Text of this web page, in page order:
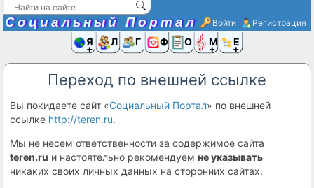
Социальный Портал Войти Регистрация
Я иЛюди
Группы
Фото Ещё
Переход по внешней ссылке
Вы покидаете сайт «Социальный Портал» по внешней
ссылке http://teren.ru.
Мы не несем ответственности за содержимое сайта
teren.ru и настоятельно рекомендуемне указывать
никаких своих личных данных на сторонних сайтах.